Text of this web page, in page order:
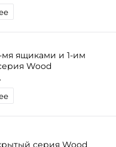
мя ящиками и 1-им
Wood
серия Wood